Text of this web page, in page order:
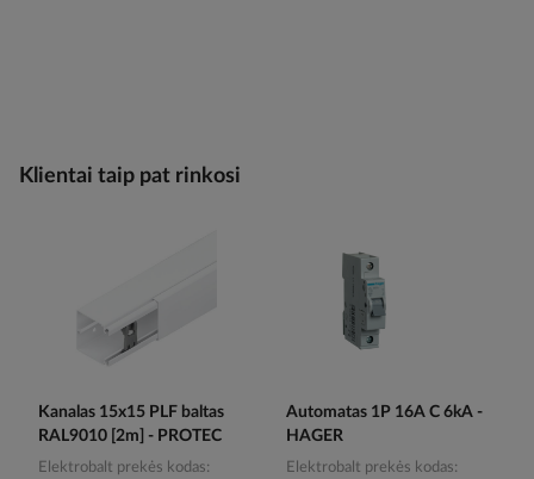
Klientai taip pat rinkosi
Kanalas 15x15 PLF baltas
RAL9010 [2m] - PROTEC
Elektrobalt prekės kodas
Automatas 1P 16A C 6kA -
HAGER
Elektrobalt prekės kodas